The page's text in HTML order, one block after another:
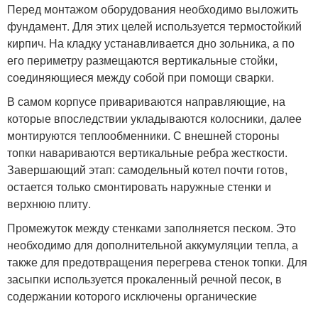
Перед монтажом оборудования необходимо выложить
фундамент. Для этих целей используется термостойкий
кирпич. На кладку устанавливается дно зольника, а по
его периметру размещаются вертикальные стойки,
соединяющиеся между собой при помощи сварки.
В самом корпусе привариваются направляющие, на
которые впоследствии укладываются колосники, далее
монтируются теплообменники. С внешней стороны
топки навариваются вертикальные ребра жесткости.
Завершающий этап: самодельный котел почти готов,
остается только смонтировать наружные стенки и
верхнюю плиту.
Промежуток между стенками заполняется песком. Это
необходимо для дополнительной аккумуляции тепла, а
также для предотвращения перегрева стенок топки. Для
засыпки используется прокаленный речной песок, в
содержании которого исключены органические